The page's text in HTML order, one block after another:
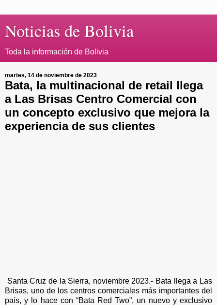
Noticias de Bolivia
Toda la información de Bolivia
martes, 14 de noviembre de 2023
Bata, la multinacional de retail llega
a Las Brisas Centro Comercial con
un concepto exclusivo que mejora la
experiencia de sus clientes
Santa Cruz de la Sierra, noviembre 2023.- Bata llega a Las
Brisas, uno de los centros comerciales más importantes del
país, y lo hace con “Bata Red Two”, un nuevo y exclusivo